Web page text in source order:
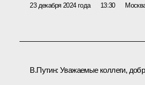
23 декабря 2024 года 13:30
В.Путин: Уважаемые коллеги,